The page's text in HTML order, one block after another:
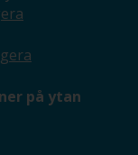
på ytan